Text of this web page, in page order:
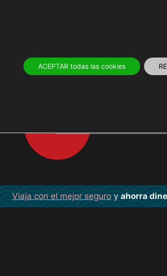
Viaja con el mejor seguroy ahorra
ACEPTAR todas las cookies